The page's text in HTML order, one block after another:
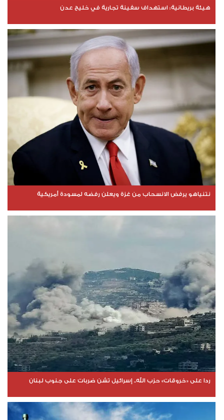
هيئة بريطانية: استهداف سفينة تجارية في خليج عدن
نتنياهو يرفض الانسحاب من غزة ويعلن رفضه لمسودة أمريكية
ردا على «خروقات» حزب الله.. إسرائيل تشن ضربات على جنوب لبنان